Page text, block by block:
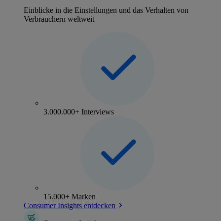
Einblicke in die Einstellungen und das Verhalten von
Verbrauchern weltweit
3.000.000+ Interviews
15.000+ Marken
Consumer Insights entdecken